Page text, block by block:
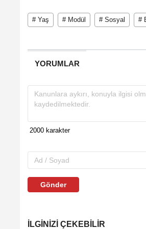
# Yaş # Modül # Sosyal #
YORUMLAR
Gönder
İLGINIZI ÇEKEBILIR